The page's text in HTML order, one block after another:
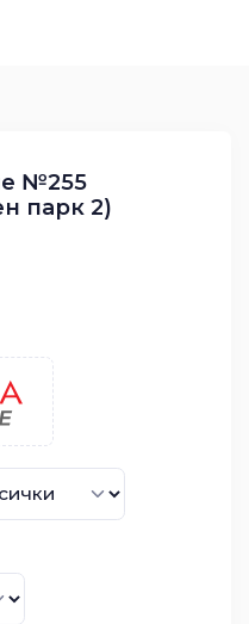
№255
парк 2)